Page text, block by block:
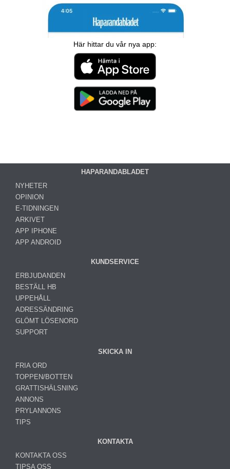
Här hittar du vår nya app:
HAPARANDABLADET
NYHETER
OPINION
E-TIDNINGEN
ARKIVET
APP IPHONE
APP ANDROID
KUNDSERVICE
ERBJUDANDEN
BESTÄLL HB
UPPEHÅLL
ADRESSÄNDRING
GLÖMT LÖSENORD
SUPPORT
SKICKA IN
FRIA ORD
TOPPEN/BOTTEN
GRATTISHÄLSNING
ANNONS
PRYLANNONS
TIPS
KONTAKTA
KONTAKTA OSS
TIPSA OSS